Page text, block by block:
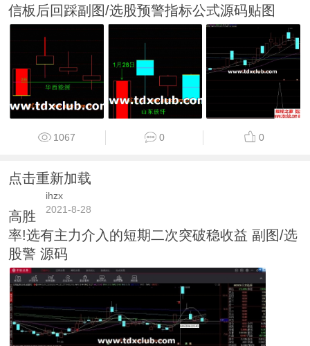
信板后回踩副图/选股预警指标公式源码贴图
1067 0 0
点击重新加载
ihzx
2021-8-28
高胜
率!选有主力介入的短期二次突破稳收益 副图/选
股警 源码